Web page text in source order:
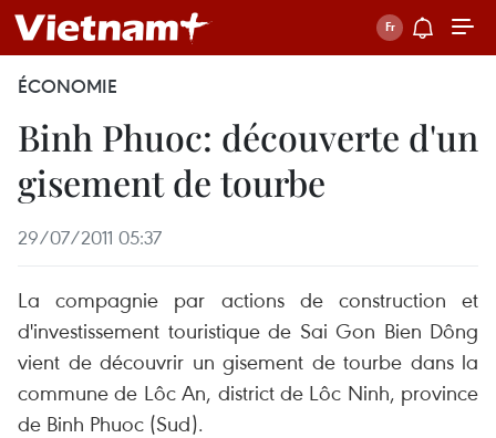
ÉCONOMIE
Binh Phuoc: découverte d'un
gisement de tourbe
29/07/2011 05:37
La compagnie par actions de construction et
d'investissement touristique de Sai Gon Bien Dông
vient de découvrir un gisement de tourbe dans la
commune de Lôc An, district de Lôc Ninh, province
de Binh Phuoc (Sud).